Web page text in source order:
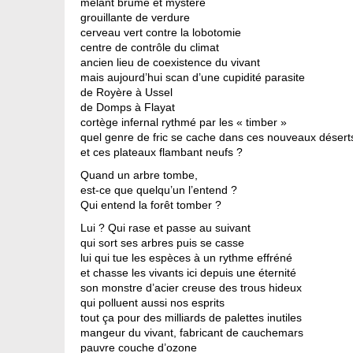
grouillante de verdure
cerveau vert contre la lobotomie
centre de contrôle du climat
ancien lieu de coexistence du vivant
mais aujourd’hui scan d’une cupidité parasite
de Royère à Ussel
de Domps à Flayat
cortège infernal rythmé par les « timber »
quel genre de fric se cache dans ces nouveaux
et ces plateaux flambant neufs ?
Quand un arbre tombe,
est-ce que quelqu’un l’entend ?
Qui entend la forêt tomber ?
Lui ? Qui rase et passe au suivant
qui sort ses arbres puis se casse
lui qui tue les espèces à un rythme effréné
et chasse les vivants ici depuis une éternité
son monstre d’acier creuse des trous hideux
qui polluent aussi nos esprits
tout ça pour des milliards de palettes inutiles
mangeur du vivant, fabricant de cauchemars
pauvre couche d’ozone